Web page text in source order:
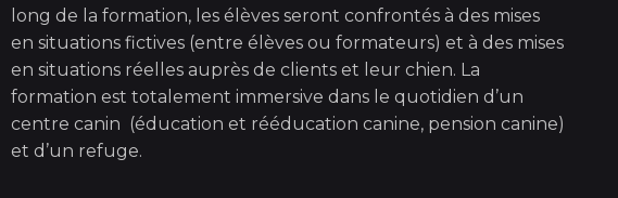
long de la formation, les élèves seront confrontés à des mises
en situations fictives (entre élèves ou formateurs) et à des mises
en situations réelles auprès de clients et leur chien. La
formation est totalement immersive dans le quotidien d’un
centre canin (éducation et rééducation canine, pension canine)
et d’un refuge.